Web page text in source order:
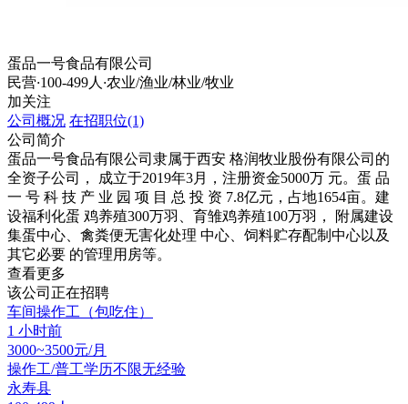
蛋品一号食品有限公司
民营·100-499人 ·农业/渔业/林业/牧业
加关注
公司概况 在招职位(1)
公司简介
蛋品一号食品有限公司隶属于西安 格润牧业股份有限公司的
全资子公司， 成立于2019年3月，注册资金5000万 元。蛋 品
一 号 科 技 产 业 园 项 目 总 投 资 7.8亿元，占地1654亩。建
设福利化蛋 鸡养殖300万羽、育雏鸡养殖100万羽， 附属建设
集蛋中心、禽粪便无害化处理 中心、饲料贮存配制中心以及
其它必要 的管理用房等。
查看更多
该公司正在招聘
车间操作工（包吃住）
1 小时前
3000~3500元/月
操作工/普工学历不限无经验
永寿县